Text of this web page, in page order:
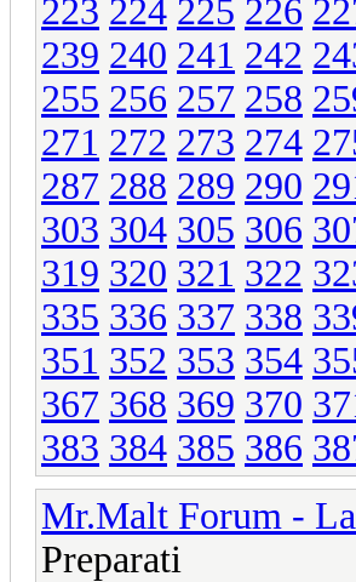
223 224 225 226
239 240 241 242
255 256 257 258
271 272 273 274
287 288 289 290
303 304 305 306
319 320 321 322
335 336 337 338
351 352 353 354
367 368 369 370
383 384 385 386
Mr.Malt Forum -
Preparati